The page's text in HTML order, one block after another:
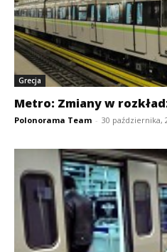
Grecja
Metro: Zmiany w
Polonorama Team - 30 października,